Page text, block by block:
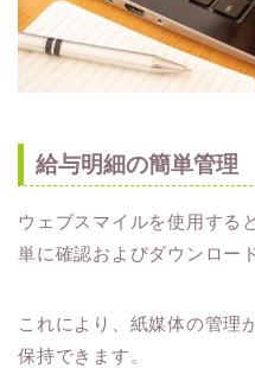
給与明細の簡単管理
ウェブスマイルを使用する
単に確認およびダウンロー
これにより、紙媒体の管理
保持できます。